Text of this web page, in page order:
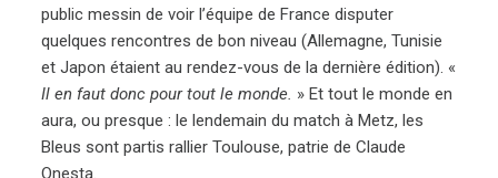
public messin de voir l’équipe de France disputer
quelques rencontres de bon niveau (Allemagne, Tunisie
et Japon étaient au rendez-vous de la dernière édition). «
Il en faut donc pour tout le monde. » Et tout le monde en
aura, ou presque : le lendemain du match à Metz, les
Bleus sont partis rallier Toulouse, patrie de Claude
Onesta.